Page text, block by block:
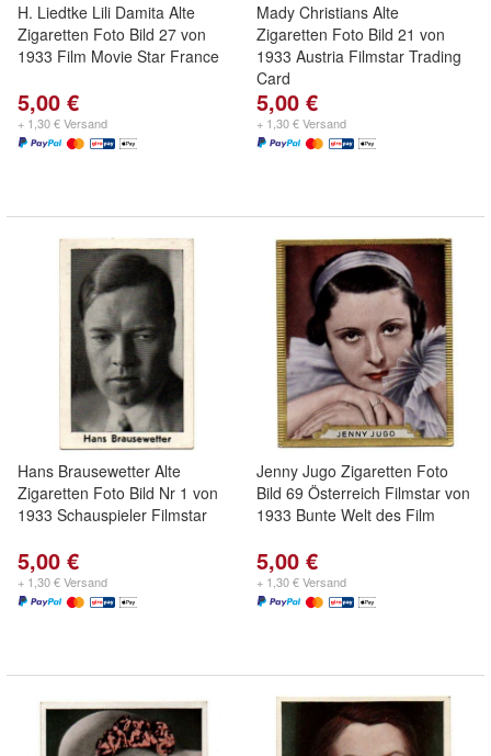
H. Liedtke Lili Damita Alte
Zigaretten Foto Bild 27 von
1933 Film Movie Star France
5,00 €
+ 1,30 € Versand
Mady Christians Alte
Zigaretten Foto Bild 21 von
1933 Austria Filmstar Trading
Card
5,00 €
+ 1,30 € Versand
Hans Brausewetter Alte
Zigaretten Foto Bild Nr 1 von
1933 Schauspieler Filmstar
5,00 €
+ 1,30 € Versand
Jenny Jugo Zigaretten Foto
Bild 69 Österreich Filmstar von
1933 Bunte Welt des Film
5,00 €
+ 1,30 € Versand